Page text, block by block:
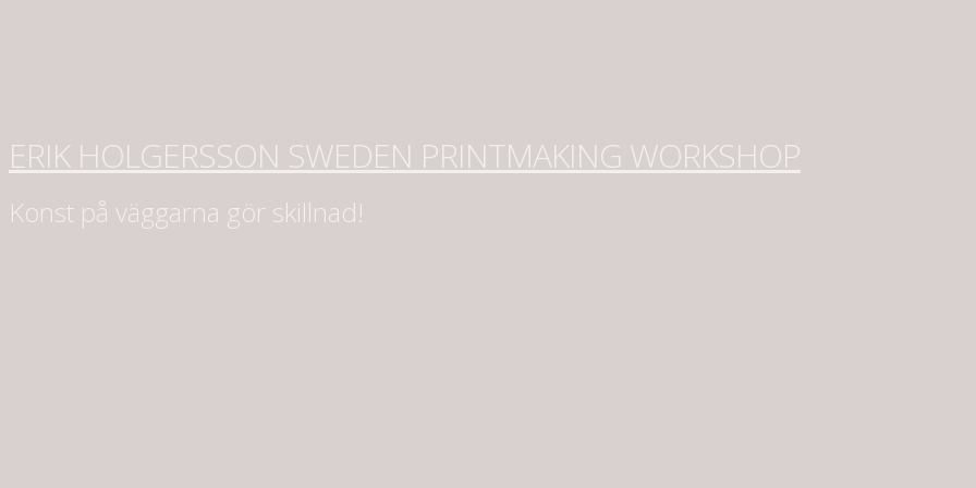
ERIK HOLGERSSON SWEDEN PRINTMAKING WORKSHOP
Konst på väggarna gör skillnad!